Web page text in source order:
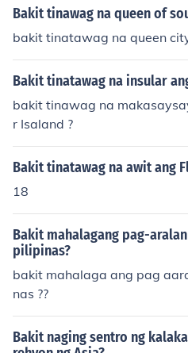
Bakit tinawag na queen of
bakit tinatawag na queen
Bakit tinatawag na insular
bakit tinawag na
r Isaland ?
Bakit tinatawag na awit ang
18
Bakit mahalagang pag-
pilipinas?
bakit mahalaga ang pag
nas ??
Bakit naging sentro ng